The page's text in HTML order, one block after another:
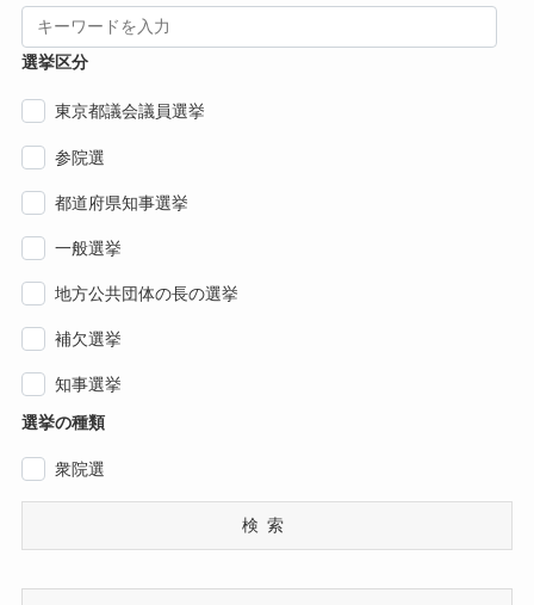
選挙区分
東京都議会議員選挙
参院選
都道府県知事選挙
一般選挙
地方公共団体の長の選挙
補欠選挙
知事選挙
選挙の種類
衆院選
検索